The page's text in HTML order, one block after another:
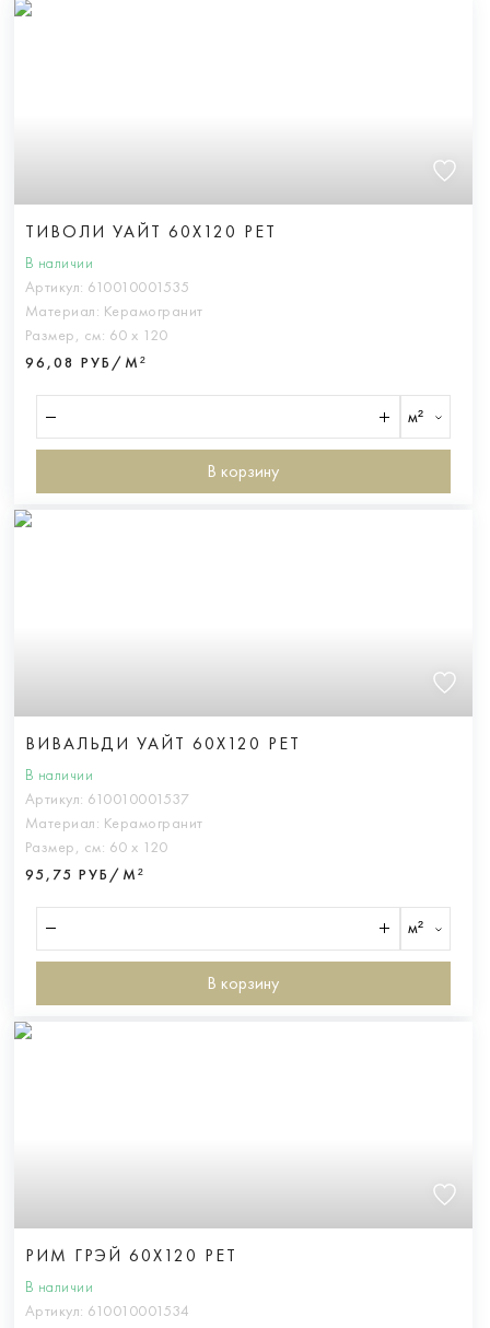
ТИВОЛИ УАЙТ 60X120 РЕТ
В наличии
Артикул: 610010001535
Материал: Керамогранит
Размер, см: 60 х 120
96,08 РУБ/М²
м²
В корзину
ВИВАЛЬДИ УАЙТ 60X120 РЕТ
В наличии
Артикул: 610010001537
Материал: Керамогранит
Размер, см: 60 х 120
95,75 РУБ/М²
м²
В корзину
РИМ ГРЭЙ 60X120 РЕТ
В наличии
Артикул: 610010001534